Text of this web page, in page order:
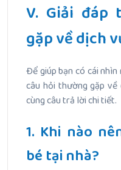
V. Giải đáp
gặp về dịch
Để giúp bạn có cái
câu hỏi thường gặp
cùng câu trả lời chi tiết.
1. Khi nào
bé tại nhà?